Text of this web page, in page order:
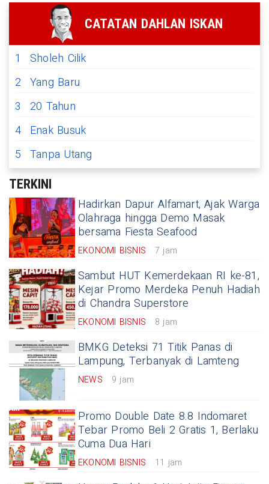
CATATAN DAHLAN ISKAN
1
Sholeh Cilik
2 Yang Baru
3
20 Tahun
4 Enak Busuk
5 Tanpa Utang
TERKINI
Hadirkan Dapur Alfamart, Ajak Warga
Olahraga hingga Demo Masak
bersama Fiesta Seafood
EKONOMI BISNIS 7 jam
Sambut HUT Kemerdekaan RI ke-81,
Kejar Promo Merdeka Penuh Hadiah
di Chandra Superstore
EKONOMI BISNIS 8 jam
BMKG Deteksi 71 Titik Panas di
Lampung, Terbanyak di Lamteng
NEWS 9 jam
Promo Double Date 8.8 Indomaret
Tebar Promo Beli 2 Gratis 1, Berlaku
Cuma Dua Hari
EKONOMI BISNIS 11 jam